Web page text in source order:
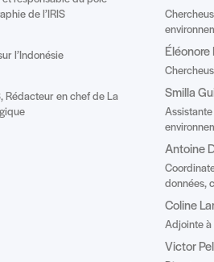
de l’IRIS
l’Indonésie
Rédacteur en chef de La
Smilla
Antoine
données,
Coline
Adjointe à
Victor